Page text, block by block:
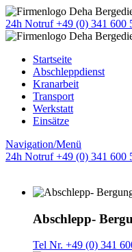
24h Notruf +49 (0) 341 600
Startseite
Abschleppdienst
Kranarbeit
Transport
Werkstatt
Einsätze
Navigation/Menü
24h Notruf +49 (0) 341 600
Abschlepp-
Tel Nr. +49 (0) 341